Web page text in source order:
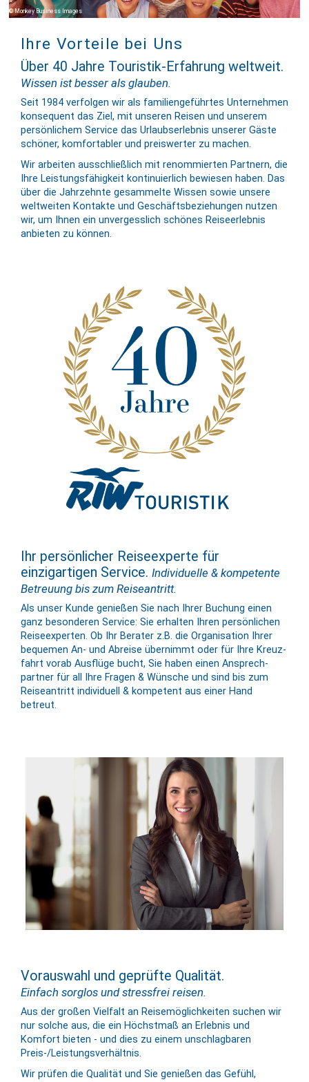
Monkey Business Images
Ihre Vorteile bei Uns
Über 40 Jahre Touristik-Erfahrung weltweit.
Wissen ist besser als glauben.
Seit 1984 verfolgen wir als familien­geführtes Unternehmen
konse­quent das Ziel, mit unseren Reisen und unserem
persön­lichem Service das Urlaubs­erlebnis unserer Gäste
schöner, komfor­tabler und preis­werter zu machen.
Wir arbeiten ausschließlich mit renommierten Partnern, die
Ihre Leis­tungs­fähig­keit kon­tinuier­lich bewiesen haben. Das
über die Jahr­zehnte gesam­melte Wissen sowie unsere
welt­weiten Kontakte und Geschäfts­be­zieh­ungen nutzen
wir, um Ihnen ein un­vergess­lich schönes Reise­er­leb­nis
anbieten zu können.
Ihr persönlicher Reiseexperte für
einzigartigen Service. Individuelle & kompetente
Betreuung bis zum Reiseantritt.
Als unser Kunde genießen Sie nach Ihrer Buchung einen
ganz besonderen Service: Sie er­halten Ihren per­sön­lichen
Reise­experten. Ob Ihr Berater z.B. die Or­ga­ni­sation Ihrer
bequemen An- und Abreise über­nimmt oder für Ihre Kreuz­
fahrt vorab Aus­flüge bucht, Sie haben einen An­sprech­
partner für all Ihre Fragen & Wünsche und sind bis zum
Reise­antritt in­divi­duell & kompe­tent aus einer Hand
betreut.
Vorauswahl und geprüfte Qualität.
Einfach sorglos und stressfrei reisen.
Aus der großen Vielfalt an Reise­mög­lich­keiten suchen wir
nur solche aus, die ein Höchst­maß an Er­lebnis und
Komfort bieten - und dies zu einem un­schlag­baren
Preis-/Leistungs­verhältnis.
Wir prüfen die Qualität und Sie genießen das Gefühl,